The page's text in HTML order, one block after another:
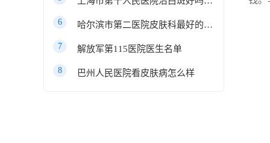
6 哈尔滨市第二医院皮肤科最好的医生
7 解放军第115医院医生名单
8 巴州人民医院看皮肤病怎么样